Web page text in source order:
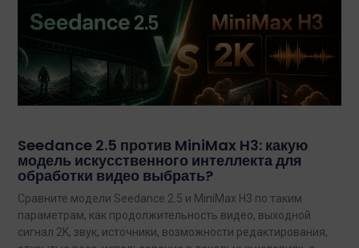
Seedance 2.5 против MiniMax H3: какую
модель искусственного интеллекта для
обработки видео выбрать?
Сравните модели Seedance 2.5 и MiniMax H3 по таким
параметрам, как продолжительность видео, выходной
сигнал 2K, звук, источники, возможности редактирования,